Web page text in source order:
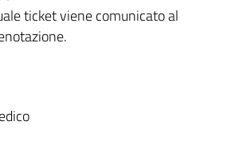
ticket viene comunicato al